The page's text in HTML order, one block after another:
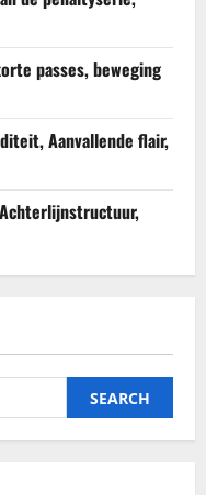
passes, beweging
Aanvallende flair,
Achterlijnstructuur,